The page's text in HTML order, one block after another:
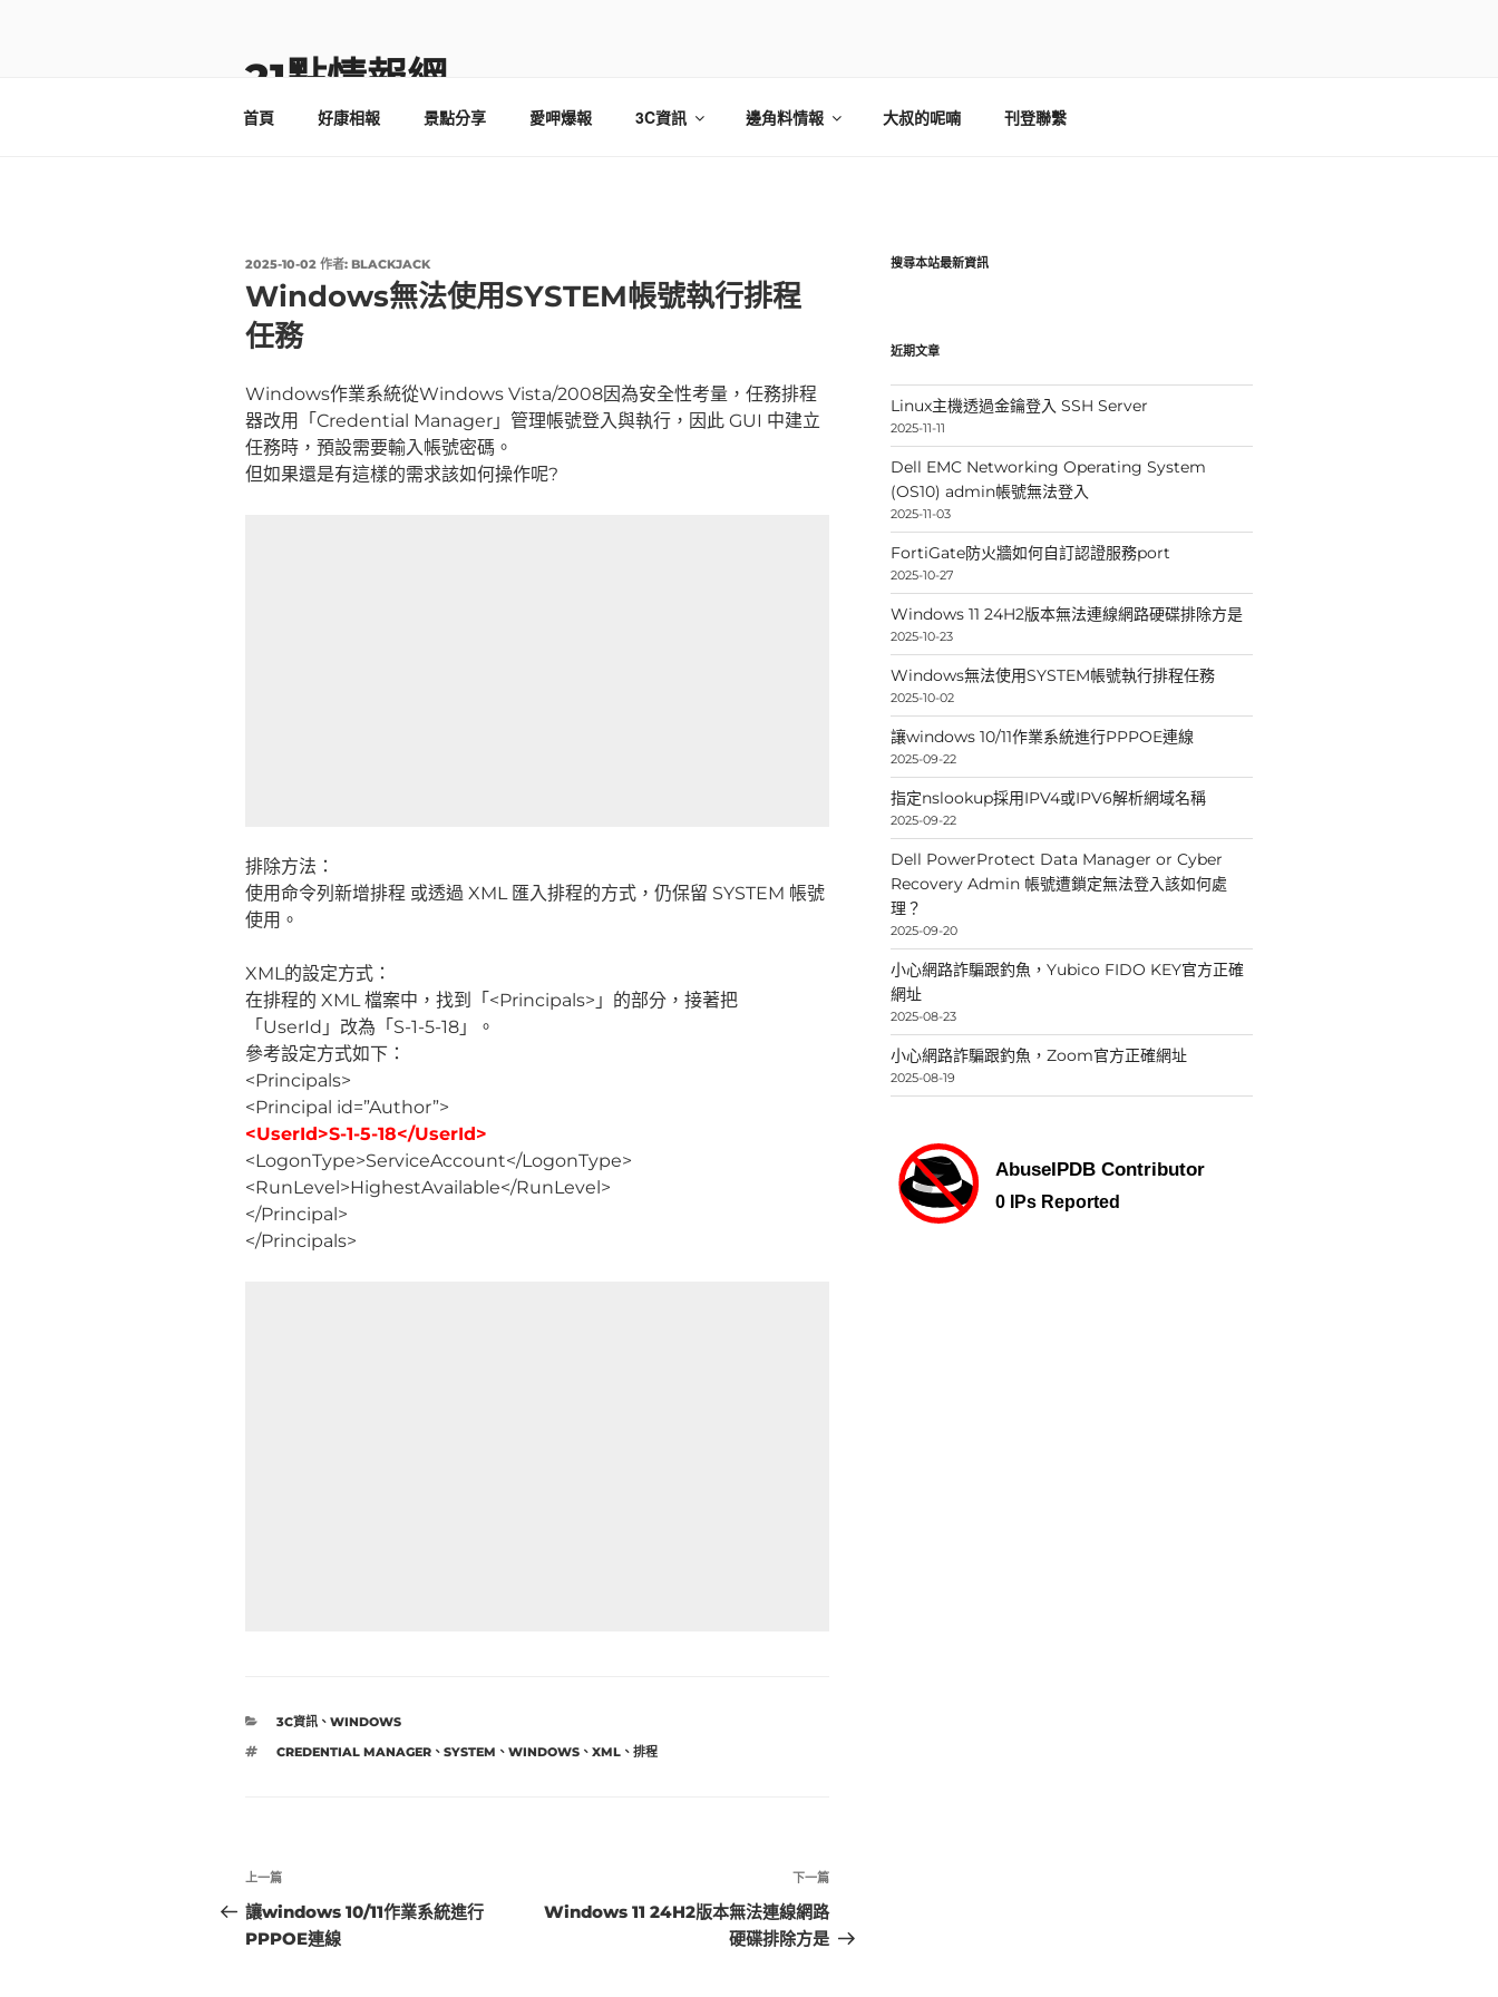
21點情報網
首頁 好康相報 景點分享 愛呷爆報 3C資訊 邊角料情報 大叔的呢喃 刊登聯繫
發
於
2025-10-02 作者: BLACKJACK
Windows無法使用SYSTEM帳號執行排程
任務
Windows作業系統從Windows Vista/2008因為安全性考量，任務排程
器改用「Credential Manager」管理帳號登入與執行，因此 GUI 中建立
任務時，預設需要輸入帳號密碼。
但如果還是有這樣的需求該如何操作呢?
排除方法：
使用命令列新增排程 或透過 XML 匯入排程的方式，仍保留 SYSTEM 帳號
使用。
XML的設定方式：
在排程的 XML 檔案中，找到「<Principals>」的部分，接著把
「UserId」改為「S-1-5-18」。
參考設定方式如下：
<Principals>
<Principal id=”Author”>
<UserId>S-1-5-18</UserId>
<LogonType>ServiceAccount</LogonType>
<RunLevel>HighestAvailable</RunLevel>
</Principal>
</Principals>
分
3C資訊、 WINDOWS
標
CREDENTIAL MANAGER、 SYSTEM 、 WINDOWS、 XML、 排程
文
章
導
上
一
篇
上一篇
讓windows 10/11作業系統進行
PPPOE連線
下
一
篇
下一篇
Windows 11 24H2版本無法連線網路
硬碟排除方是
搜尋本站最新資訊
近期文章
Linux主機透過金鑰登入 SSH Server
2025-11-11
Dell EMC Networking Operating System
(OS10) admin帳號無法登入
2025-11-03
FortiGate防火牆如何自訂認證服務port
2025-10-27
Windows 11 24H2版本無法連線網路硬碟排除方是
2025-10-23
Windows無法使用SYSTEM帳號執行排程任務
2025-10-02
讓windows 10/11作業系統進行PPPOE連線
2025-09-22
指定nslookup採用IPV4或IPV6解析網域名稱
2025-09-22
Dell PowerProtect Data Manager or Cyber
Recovery Admin 帳號遭鎖定無法登入該如何處
理？
2025-09-20
小心網路詐騙跟釣魚，Yubico FIDO KEY官方正確
網址
2025-08-23
小心網路詐騙跟釣魚，Zoom官方正確網址
2025-08-19